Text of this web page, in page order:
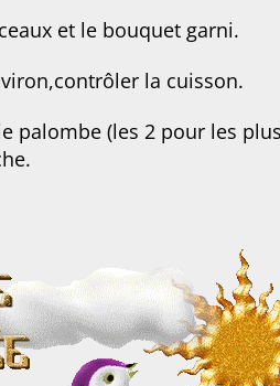
et le bouquet garni.
la cuisson.
palombe (les 2 pour les